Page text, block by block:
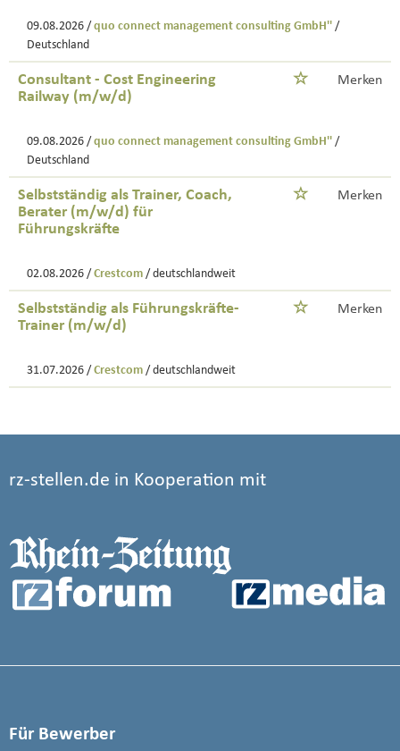
09.08.2026 / quo connect management consulting GmbH'' /
Deutschland
Consultant - Cost Engineering
Railway (m/w/d)
Merken
09.08.2026 / quo connect management consulting GmbH'' /
Deutschland
Selbstständig als Trainer, Coach,
Berater (m/w/d) für
Führungskräfte
Merken
02.08.2026 / Crestcom / deutschlandweit
Selbstständig als Führungskräfte-
Trainer (m/w/d)
Merken
31.07.2026 / Crestcom / deutschlandweit
rz-stellen.de in Kooperation mit
Für Bewerber